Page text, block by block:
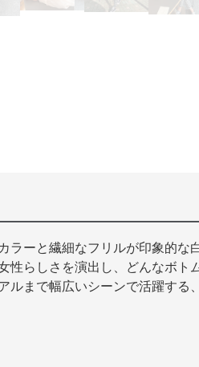
ラーと繊細なフリルが印象的な
性らしさを演出し、どんなボト
ルまで幅広いシーンで活躍する